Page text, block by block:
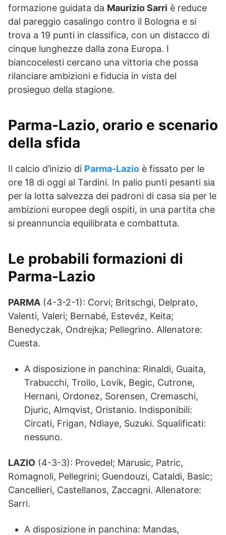
formazione guidata da Maurizio Sarri è reduce
dal pareggio casalingo contro il Bologna e si
trova a 19 punti in classifica, con un distacco di
cinque lunghezze dalla zona Europa. I
biancocelesti cercano una vittoria che possa
rilanciare ambizioni e fiducia in vista del
prosieguo della stagione.
Parma-Lazio, orario e scenario
della sfida
Il calcio d’inizio di Parma-Lazio è fissato per le
ore 18 di oggi al Tardini. In palio punti pesanti sia
per la lotta salvezza dei padroni di casa sia per le
ambizioni europee degli ospiti, in una partita che
si preannuncia equilibrata e combattuta.
Le probabili formazioni di
Parma-Lazio
PARMA (4-3-2-1): Corvi; Britschgi, Delprato,
Valenti, Valeri; Bernabé, Estevéz, Keita;
Benedyczak, Ondrejka; Pellegrino. Allenatore:
Cuesta.
A disposizione in panchina: Rinaldi, Guaita,
Trabucchi, Troilo, Lovik, Begic, Cutrone,
Hernani, Ordonez, Sorensen, Cremaschi,
Djuric, Almqvist, Oristanio. Indisponibili:
Circati, Frigan, Ndiaye, Suzuki. Squalificati:
nessuno.
LAZIO (4-3-3): Provedel; Marusic, Patric,
Romagnoli, Pellegrini; Guendouzi, Cataldi, Basic;
Cancellieri, Castellanos, Zaccagni. Allenatore:
Sarri.
A disposizione in panchina: Mandas,